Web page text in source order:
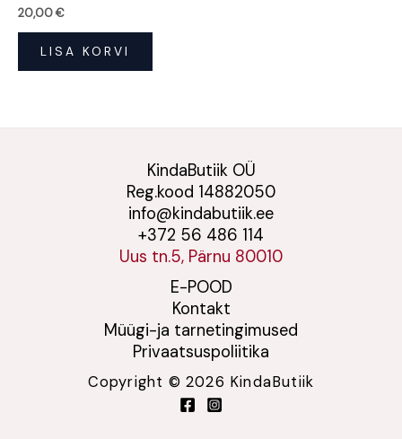
20,00€
LISA KORVI
KindaButiik OÜ
Reg.kood 14882050
info@kindabutiik.ee
+372 56 486 114
Uus tn.5, Pärnu 80010
E-POOD
Kontakt
Müügi-ja tarnetingimused
Privaatsuspoliitika
Copyright © 2026 KindaButiik